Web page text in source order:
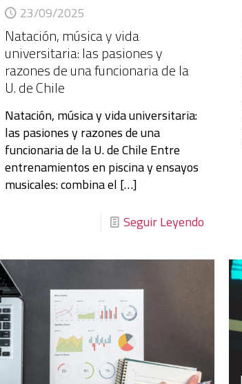
23/09/2025
Natación, música y vida
universitaria: las pasiones y
razones de una funcionaria de la
U. de Chile
Natación, música y vida universitaria:
las pasiones y razones de una
funcionaria de la U. de Chile Entre
entrenamientos en piscina y ensayos
musicales: combina el[…]
Seguir Leyendo